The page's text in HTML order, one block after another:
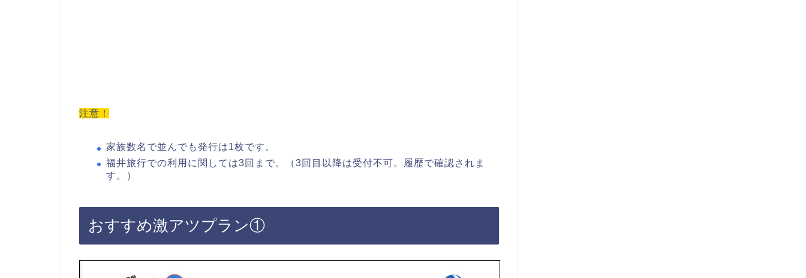
注意！
家族数名で並んでも発行は1枚です。
福井旅行での利用に関しては3回まで。（3回目以降は受付不可。履歴で確認されま
す。）
おすすめ激アツプラン①